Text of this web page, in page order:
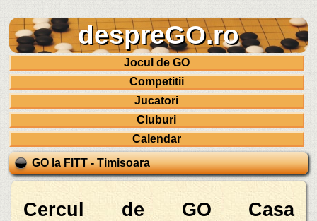
despreGO.ro
Jocul de GO
Competitii
Jucatori
Cluburi
Calendar
GO la FITT - Timisoara
Cercul de GO Casa